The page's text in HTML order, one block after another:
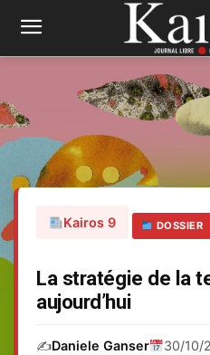
Kairos 9 DOSSIER
La stratégie de la
aujourd’hui
✍️Daniele Ganser 30/10/